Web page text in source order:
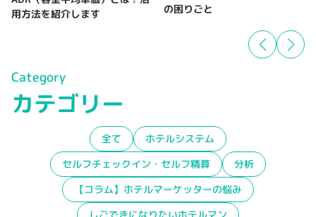
用方法を紹介します
の困りごと
Category
カテゴリー
全て
ホテルシステム
セルフチェックイン・セルフ精算
分析
【コラム】ホテルマーケッターの悩み